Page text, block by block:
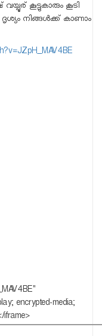
കൂട്ടുകാരും കൂടി
നിങ്ങള്‍ക്ക് കാണാം
encrypted-media;
iframe>